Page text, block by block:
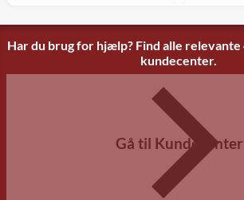
Har du brug for hjælp? Find alle
kundecenter.
Gå til Kundecenter